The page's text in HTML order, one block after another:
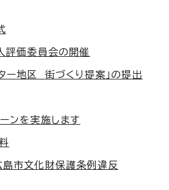
価委員会の開催
ー地区 街づくり提案」の提出
ンを実施します
島市文化財保護条例違反